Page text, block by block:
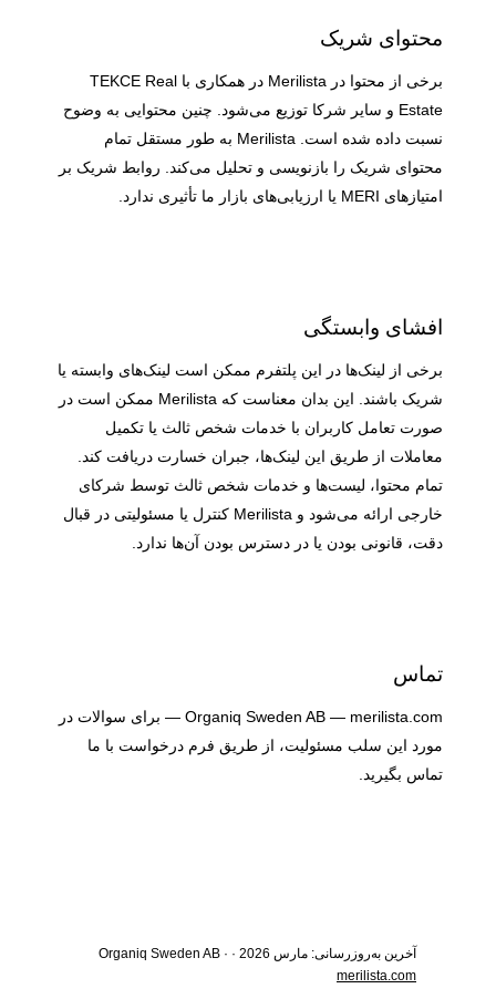
محتوای شریک
برخی از محتوا در Merilista در همکاری با TEKCE Real
Estate و سایر شرکا توزیع می‌شود. چنین محتوایی به وضوح
نسبت داده شده است. Merilista به طور مستقل تمام
محتوای شریک را بازنویسی و تحلیل می‌کند. روابط شریک بر
امتیازهای MERI یا ارزیابی‌های بازار ما تأثیری ندارد.
افشای وابستگی
برخی از لینک‌ها در این پلتفرم ممکن است لینک‌های وابسته یا
شریک باشند. این بدان معناست که Merilista ممکن است در
صورت تعامل کاربران با خدمات شخص ثالث یا تکمیل
معاملات از طریق این لینک‌ها، جبران خسارت دریافت کند.
تمام محتوا، لیست‌ها و خدمات شخص ثالث توسط شرکای
خارجی ارائه می‌شود و Merilista کنترل یا مسئولیتی در قبال
دقت، قانونی بودن یا در دسترس بودن آن‌ها ندارد.
تماس
Organiq Sweden AB — merilista.com — برای سوالات در
مورد این سلب مسئولیت، از طریق فرم درخواست با ما
تماس بگیرید.
آخرین به‌روزرسانی: مارس 2026 · Organiq Sweden AB ·
merilista .com